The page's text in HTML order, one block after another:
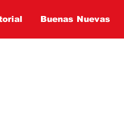
Buenas Nuevas